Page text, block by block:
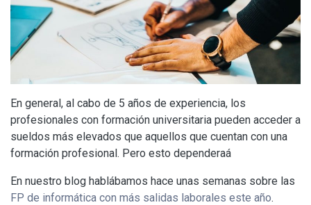
En general, al cabo de 5 años de experiencia, los
profesionales con formación universitaria pueden acceder a
sueldos más elevados que aquellos que cuentan con una
formación profesional. Pero esto dependeraá
En nuestro blog hablábamos hace unas semanas sobre las
FP de informática con más salidas laborales este año.